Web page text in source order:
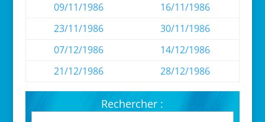
09/11/1986
16/11/1986
23/11/1986
30/11/1986
07/12/1986
14/12/1986
21/12/1986
28/12/1986
Rechercher :